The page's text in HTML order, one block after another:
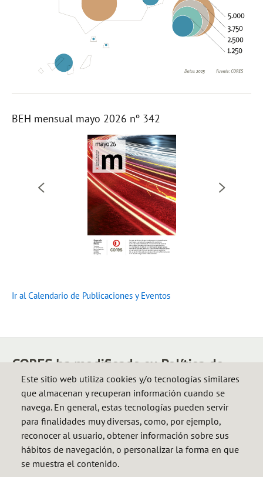
Este sitio web utiliza cookies y/o tecnologías similares
que almacenan y recuperan información cuando se
navega. En general, estas tecnologías pueden servir
para finalidades muy diversas, como, por ejemplo,
reconocer al usuario, obtener información sobre sus
hábitos de navegación, o personalizar la forma en que
se muestra el contenido.
BEH mensual mayo 2026 nº 342
Ir al Calendario de Publicaciones y Eventos
CORES ha modificado su Política de
Privacidad en cuanto a la posible
comunicación de los datos al Ministerio
competente y a otros organismos
administrativos con competencias de
supervisión. Si quiere saber más,